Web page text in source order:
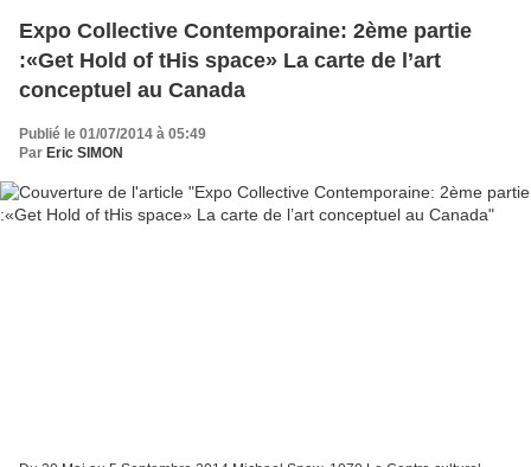
Expo Collective Contemporaine: 2ème partie
:«Get Hold of tHis space» La carte de l’art
conceptuel au Canada
Publié le 01/07/2014 à 05:49
Par Eric SIMON